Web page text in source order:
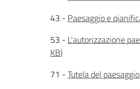
43 - Paesaggio e
53 - L'autorizzazione
KB)
71 -Tutela del